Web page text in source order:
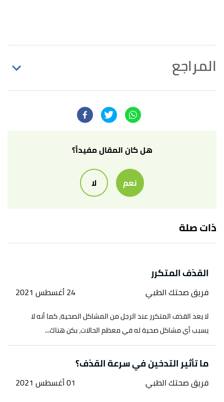
المراجع
www.medicalnewstoday.com
31/10/2021. Edited.
"Behavioral techniques can treat premature
31/10/2021. Edited.
"Psychological Treatments for Premature
31/10/2021. Edited.
هل كان المقال مفيداً؟
نعم لا
ذات صلة
القذف المتكرر
فريق صحتك الطبي 24 أغسطس 2021
لا يعد القذف المتكرر عند الرجل من المشاكل الصحية، كما أنه لا
يسبب أي مشاكل صحية له في معظم الحالات، بكن هناك...
ما تأثير التدخين في سرعة القذف؟
فريق صحتك الطبي 01 أغسطس 2021